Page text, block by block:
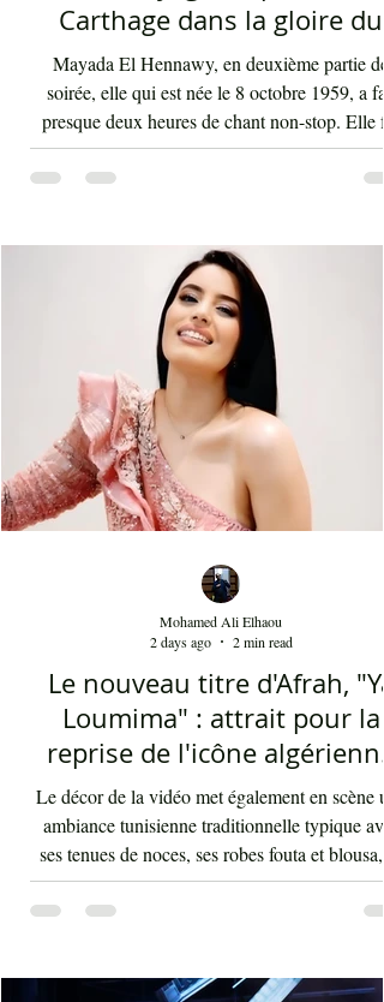
Mayada et Mouhamad Khairy
font voyager le public de
Carthage dans la gloire du
chant et de la musique
Mayada El Hennawy, en deuxième partie de
soirée, elle qui est née le 8 octobre 1959, a fait
meilleurs musiciens du pays qui s'exécutaient
la baguette de Youssef Belheni. Devant un
très ravi par sa rencontre jusqu'à une heure du
matin, la diva syrienne a chanté les tubes qui
fait sa gloire et qui passent en boucle depuis
décennies dans les radios de masse dans not
Le nouveau titre d'Afrah, "Ya
Loumima" : attrait pour la
reprise de l'icône algérienne
Rabah Driassa
Le décor de la vidéo met également en scène
ambiance tunisienne traditionnelle typique
de beauté, ainsi que la foule attirée et entraînée
Mohamed Ali Elhaou
2 days ago
2 min read